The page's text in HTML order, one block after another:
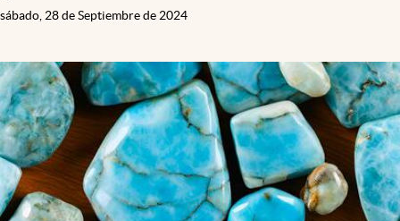
sábado, 28 de Septiembre de 2024